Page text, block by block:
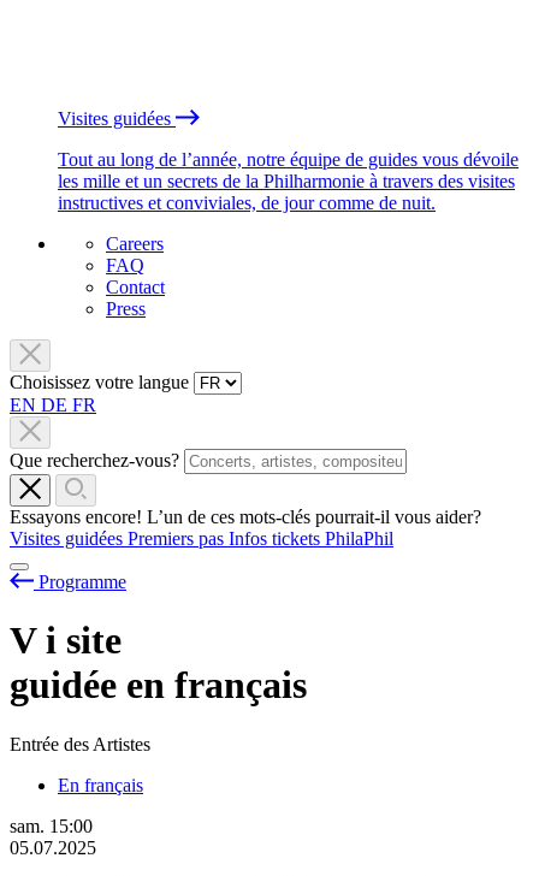
Visites guidées
Tout au long de l’année, notre équipe de guides vous dévoile
les mille et un secrets de la Philharmonie à travers des visites
instructives et conviviales, de jour comme de nuit.
Careers
FAQ
Contact
Press
Choisissez votre langue
EN DE FR
Que recherchez-vous?
Essayons encore! L’un de ces mots-clés pourrait-il vous aider?
Visites guidées Premiers pas Infos tickets PhilaPhil
Programme
Vi site
guidée en français
Entrée des Artistes
En français
sam. 15:00
05.07.2025